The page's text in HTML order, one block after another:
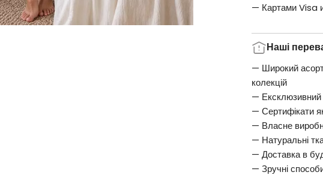
— Картами Visa
Наші
— Широкий
колекцій
— Ексклюзивний
— Сертифікати
— Власне
— Натуральні
— Доставка в
— Зручні